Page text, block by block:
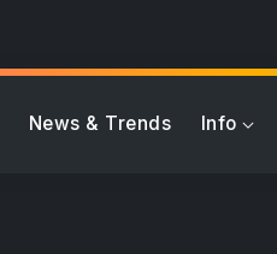
News & Trends Info